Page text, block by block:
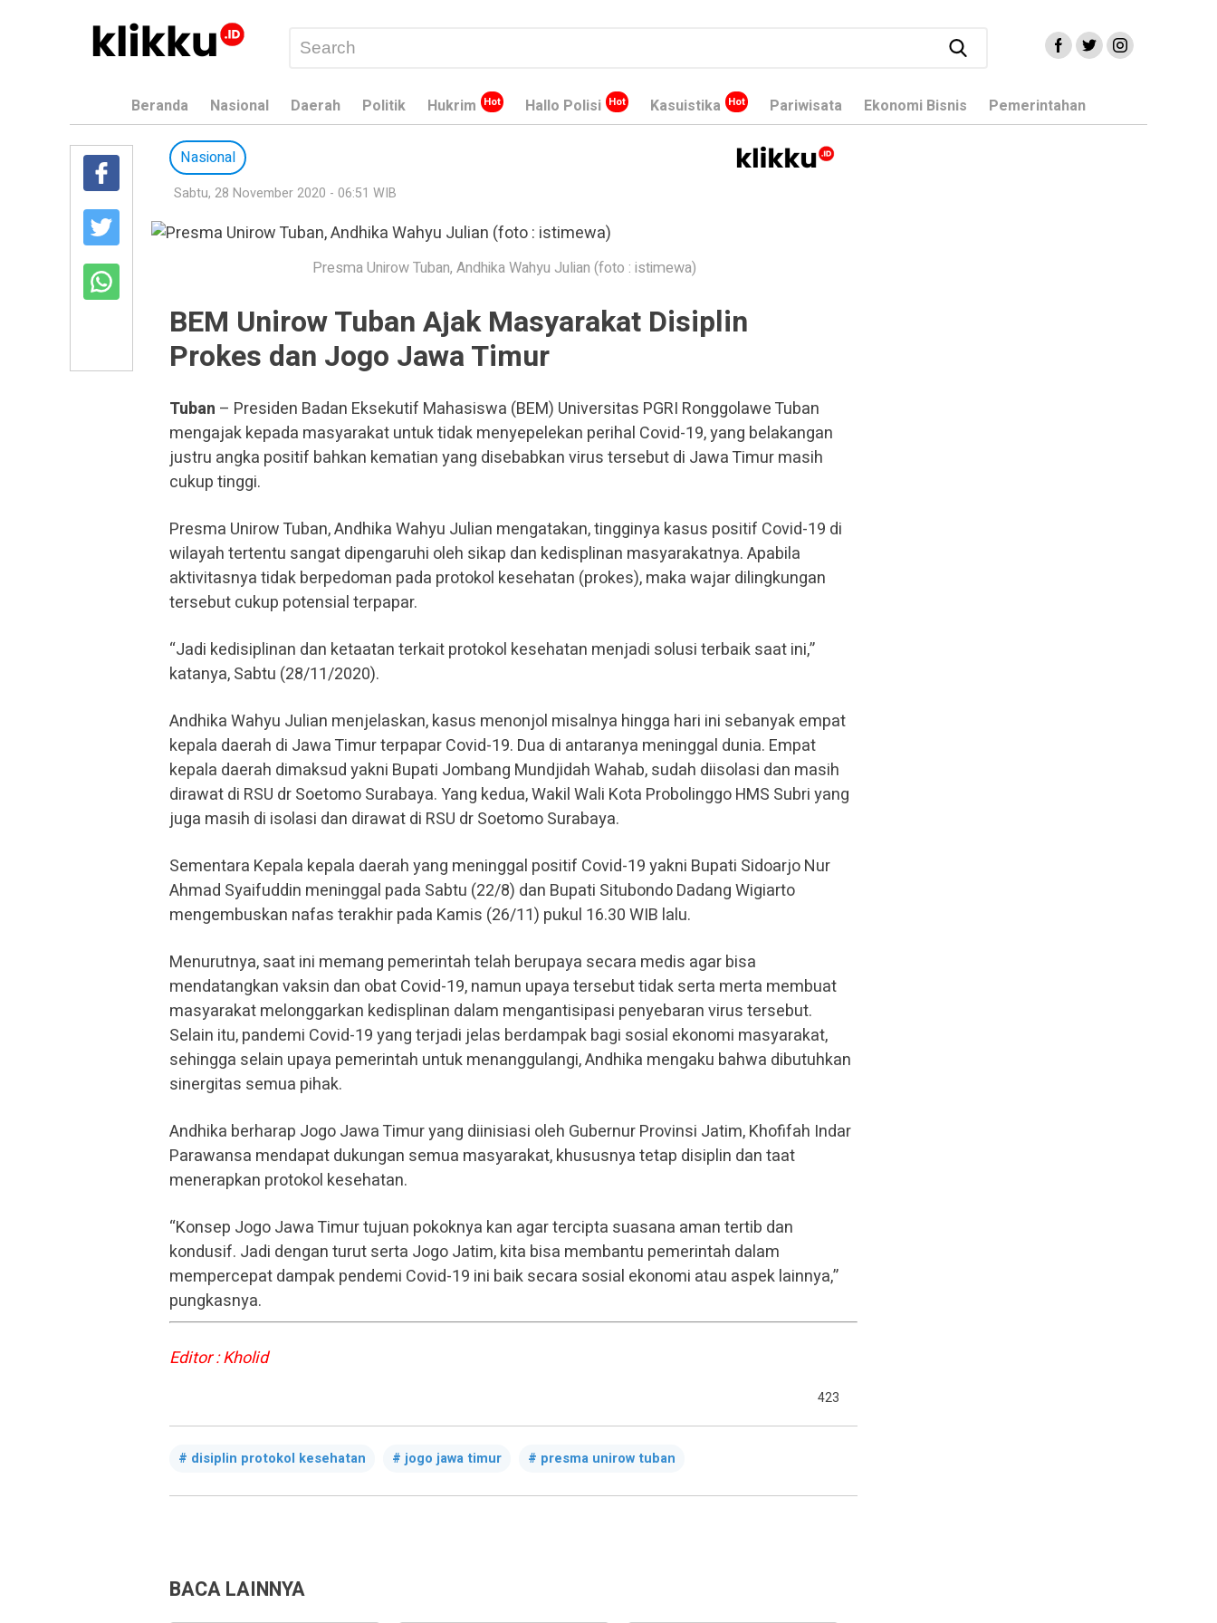
Beranda Nasional Daerah Politik Hukrim Hallo Polisi Kasuistika Pariwisata Ekonomi Bisnis Pemerintahan
Nasional
Sabtu, 28 November 2020 - 06:51 WIB
Presma Unirow Tuban, Andhika Wahyu Julian (foto : istimewa)
BEM Unirow Tuban Ajak Masyarakat Disiplin
Prokes dan Jogo Jawa Timur
Tuban – Presiden Badan Eksekutif Mahasiswa (BEM) Universitas PGRI Ronggolawe Tuban
mengajak kepada masyarakat untuk tidak menyepelekan perihal Covid-19, yang belakangan
justru angka positif bahkan kematian yang disebabkan virus tersebut di Jawa Timur masih
cukup tinggi.
Presma Unirow Tuban, Andhika Wahyu Julian mengatakan, tingginya kasus positif Covid-19 di
wilayah tertentu sangat dipengaruhi oleh sikap dan kedisplinan masyarakatnya. Apabila
aktivitasnya tidak berpedoman pada protokol kesehatan (prokes), maka wajar dilingkungan
tersebut cukup potensial terpapar.
“Jadi kedisiplinan dan ketaatan terkait protokol kesehatan menjadi solusi terbaik saat ini,”
katanya, Sabtu (28/11/2020).
Andhika Wahyu Julian menjelaskan, kasus menonjol misalnya hingga hari ini sebanyak empat
kepala daerah di Jawa Timur terpapar Covid-19. Dua di antaranya meninggal dunia. Empat
kepala daerah dimaksud yakni Bupati Jombang Mundjidah Wahab, sudah diisolasi dan masih
dirawat di RSU dr Soetomo Surabaya. Yang kedua, Wakil Wali Kota Probolinggo HMS Subri yang
juga masih di isolasi dan dirawat di RSU dr Soetomo Surabaya.
Sementara Kepala kepala daerah yang meninggal positif Covid-19 yakni Bupati Sidoarjo Nur
Ahmad Syaifuddin meninggal pada Sabtu (22/8) dan Bupati Situbondo Dadang Wigiarto
mengembuskan nafas terakhir pada Kamis (26/11) pukul 16.30 WIB lalu.
Menurutnya, saat ini memang pemerintah telah berupaya secara medis agar bisa
mendatangkan vaksin dan obat Covid-19, namun upaya tersebut tidak serta merta membuat
masyarakat melonggarkan kedisplinan dalam mengantisipasi penyebaran virus tersebut.
Selain itu, pandemi Covid-19 yang terjadi jelas berdampak bagi sosial ekonomi masyarakat,
sehingga selain upaya pemerintah untuk menanggulangi, Andhika mengaku bahwa dibutuhkan
sinergitas semua pihak.
Andhika berharap Jogo Jawa Timur yang diinisiasi oleh Gubernur Provinsi Jatim, Khofifah Indar
Parawansa mendapat dukungan semua masyarakat, khususnya tetap disiplin dan taat
menerapkan protokol kesehatan.
“Konsep Jogo Jawa Timur tujuan pokoknya kan agar tercipta suasana aman tertib dan
kondusif. Jadi dengan turut serta Jogo Jatim, kita bisa membantu pemerintah dalam
mempercepat dampak pendemi Covid-19 ini baik secara sosial ekonomi atau aspek lainnya,”
pungkasnya.
Editor : Kholid
423
disiplin protokol kesehatan jogo jawa timur presma unirow tuban
BACA LAINNYA